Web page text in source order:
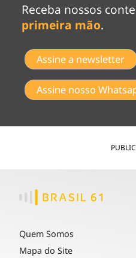
Receba nossos
primeira mão.
Assine a newsletter
Assine nosso
Quem Somos
Mapa do Site